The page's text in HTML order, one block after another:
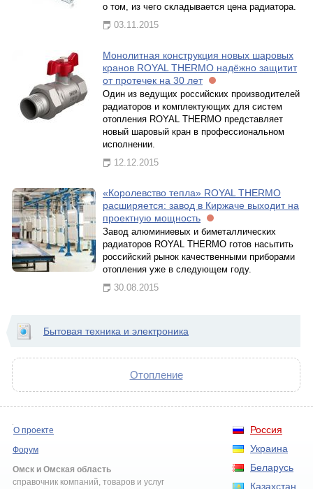
о том, из чего складывается цена радиатора.
03.11.2015
Монолитная конструкция новых шаровых
кранов ROYAL THERMO надёжно защитит
от протечек на 30 лет
Один из ведущих российских производителей
радиаторов и комплектующих для систем
отопления ROYAL THERMO представляет
новый шаровый кран в профессиональном
исполнении.
12.12.2015
«Королевство тепла» ROYAL THERMO
расширяется: завод в Киржаче выходит на
проектную мощность
Завод алюминиевых и биметаллических
радиаторов ROYAL THERMO готов насытить
российский рынок качественными приборами
отопления уже в следующем году.
30.08.2015
Бытовая техника и электроника
Отопление
Россия
Украина
Беларусь
Казахстан
О проекте
Форум
Омск и Омская область
справочник компаний, товаров и услуг